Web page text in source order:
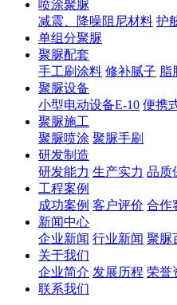
喷涂聚脲
减震、降噪阻尼材料 护
单组分聚脲
聚脲配套
手工刷涂料 修补腻子 脂
聚脲设备
小型电动设备E-10 便携
聚脲施工
聚脲喷涂 聚脲手刷
研发制造
研发能力 生产实力 品质
工程案例
成功案例 客户评价 合作
新闻中心
企业新闻 行业新闻 聚脲
关于我们
企业简介 发展历程 荣誉
联系我们